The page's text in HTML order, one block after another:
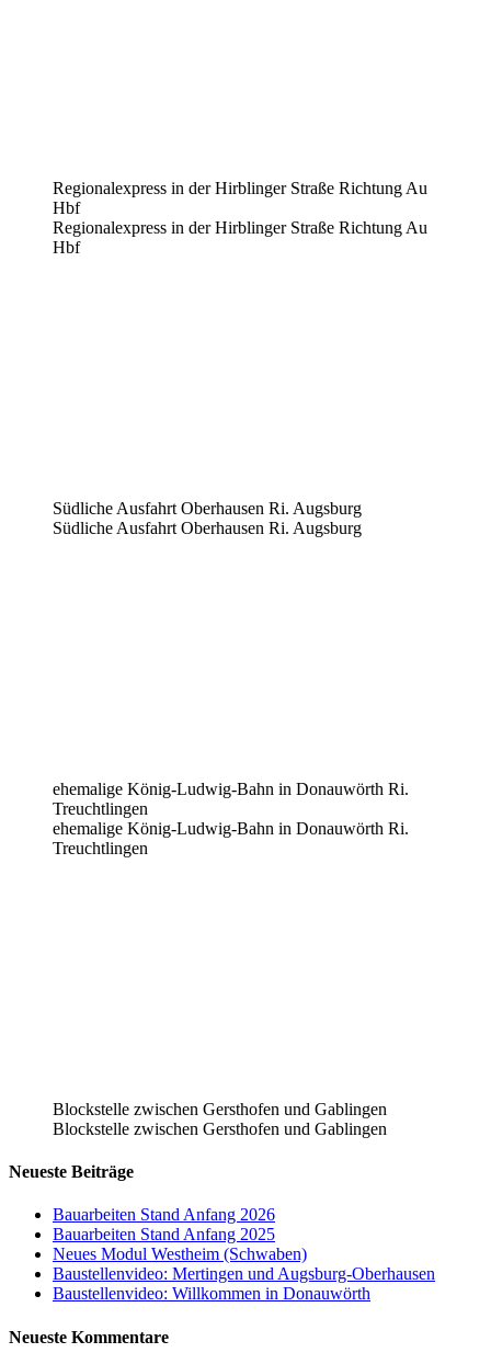
Regionalexpress in der Hirblinger Straße Richtung Au
Hbf
Regionalexpress in der Hirblinger Straße Richtung Au
Hbf
Südliche Ausfahrt Oberhausen Ri. Augsburg
Südliche Ausfahrt Oberhausen Ri. Augsburg
ehemalige König-Ludwig-Bahn in Donauwörth Ri.
Treuchtlingen
ehemalige König-Ludwig-Bahn in Donauwörth Ri.
Treuchtlingen
Blockstelle zwischen Gersthofen und Gablingen
Blockstelle zwischen Gersthofen und Gablingen
Neueste Beiträge
Bauarbeiten Stand Anfang 2026
Bauarbeiten Stand Anfang 2025
Neues Modul Westheim (Schwaben)
Baustellenvideo: Mertingen und Augsburg-Oberhausen
Baustellenvideo: Willkommen in Donauwörth
Neueste Kommentare